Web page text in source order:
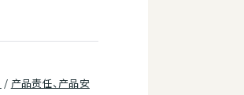
/ 产品责任、产品安